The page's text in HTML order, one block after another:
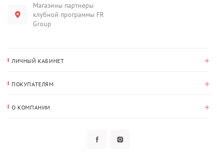
Магазины партнеры
клубной программы FR
Group
ЛИЧНЫЙ КАБИНЕТ
Адрес для доставки
ПОКУПАТЕЛЯМ
О КОМПАНИИ
Политика конфиденциальности